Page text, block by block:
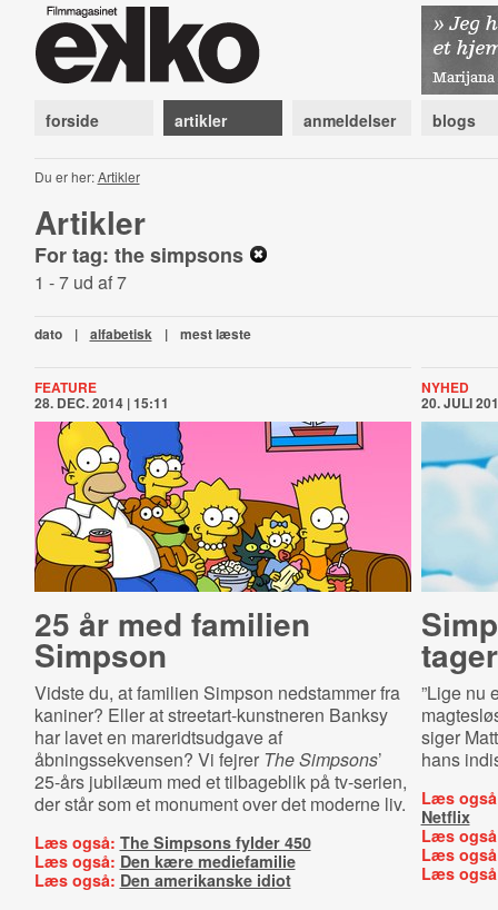
forside artikler anmeldelser blogs
Du er her:Artikler
Artikler
For tag: the simpsons
1 - 7 ud af 7
dato | alfabetisk | mest læste
FEATURE
28. DEC. 2014 | 15:11
25 år med familien
Simpson
Vidste du, at familien Simpson nedstammer fra
kaniner? Eller at streetart-kunstneren Banksy
har lavet en mareridtsudgave af
åbningssekvensen? Vi fejrer The Simpsons’
25-års jubilæum med et tilbageblik på tv-serien,
der står som et monument over det moderne liv.
Læs også: The Simpsons fylder 450
Læs også: Den kære mediefamilie
Læs også: Den amerikanske idiot
NYHED
20. JULI
”Lige nu
siger
hans
Læs
Netflix
Læs
Læs
Læs